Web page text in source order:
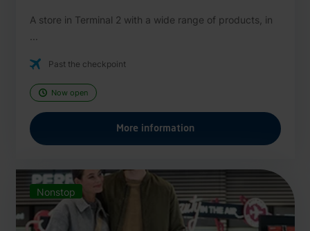
A store in Terminal 2 with a wide range of products, in
Past the checkpoint
Now open
More information
Nonstop